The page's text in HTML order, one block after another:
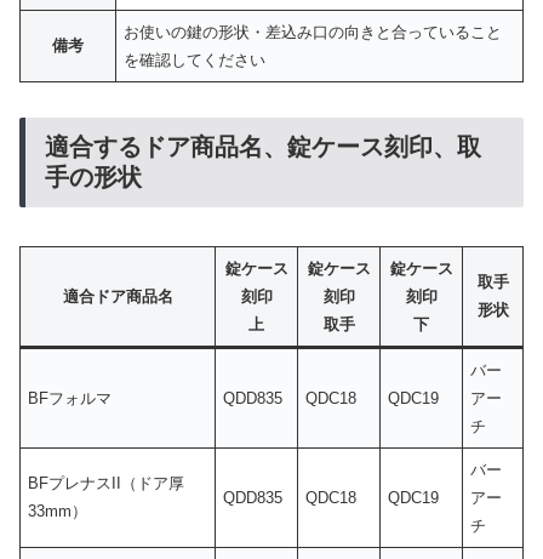
備考
お使いの鍵の形状・差込み口の向きと合っていること
を確認してください
適合するドア商品名、錠ケース刻印、取
手の形状
適合ドア商品名
錠ケース
刻印
上
錠ケース
刻印
取手
錠ケース
刻印
下
取手
形状
BFフォルマ QDD835 QDC18 QDC19
バー
アー
チ
BFプレナスII（ドア厚
33mm）
QDD835 QDC18 QDC19
バー
アー
チ